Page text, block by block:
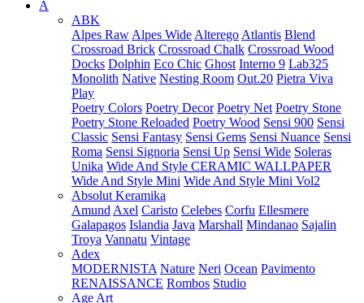
A
ABK
Alpes Raw Alpes Wide Alterego Atlantis Blend
Crossroad Brick Crossroad Chalk Crossroad Wood
Docks Dolphin Eco Chic Ghost Interno 9 Lab325
Monolith Native Nesting Room Out.20 Pietra Viva
Play
Poetry Colors Poetry Decor Poetry Net Poetry Stone
Poetry Stone Reloaded Poetry Wood Sensi 900 Sensi
Classic Sensi Fantasy Sensi Gems Sensi Nuance Sensi
Roma Sensi Signoria Sensi Up Sensi Wide Soleras
Unika Wide And Style CERAMIC WALLPAPER
Wide And Style Mini Wide And Style Mini Vol2
Absolut Keramika
Amund Axel Caristo Celebes Corfu Ellesmere
Galapagos Islandia Java Marshall Mindanao Sajalin
Troya Vannatu Vintage
Adex
MODERNISTA Nature Neri Ocean Pavimento
RENAISSANCE Rombos Studio
Age Art